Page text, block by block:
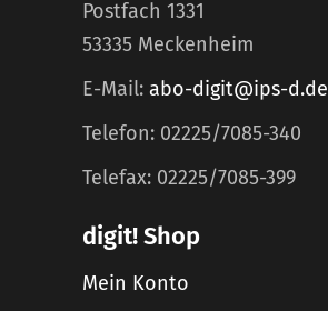
Postfach 1331
53335 Meckenheim
E-Mail: abo-digit@ips-d.de
Telefon: 02225/7085-340
Telefax: 02225/7085-399
digit! Shop
Mein Konto